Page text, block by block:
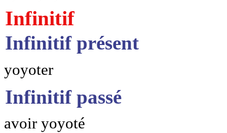
Infinitif
Infinitif présent
yoyoter
Infinitif passé
avoir yoyoté